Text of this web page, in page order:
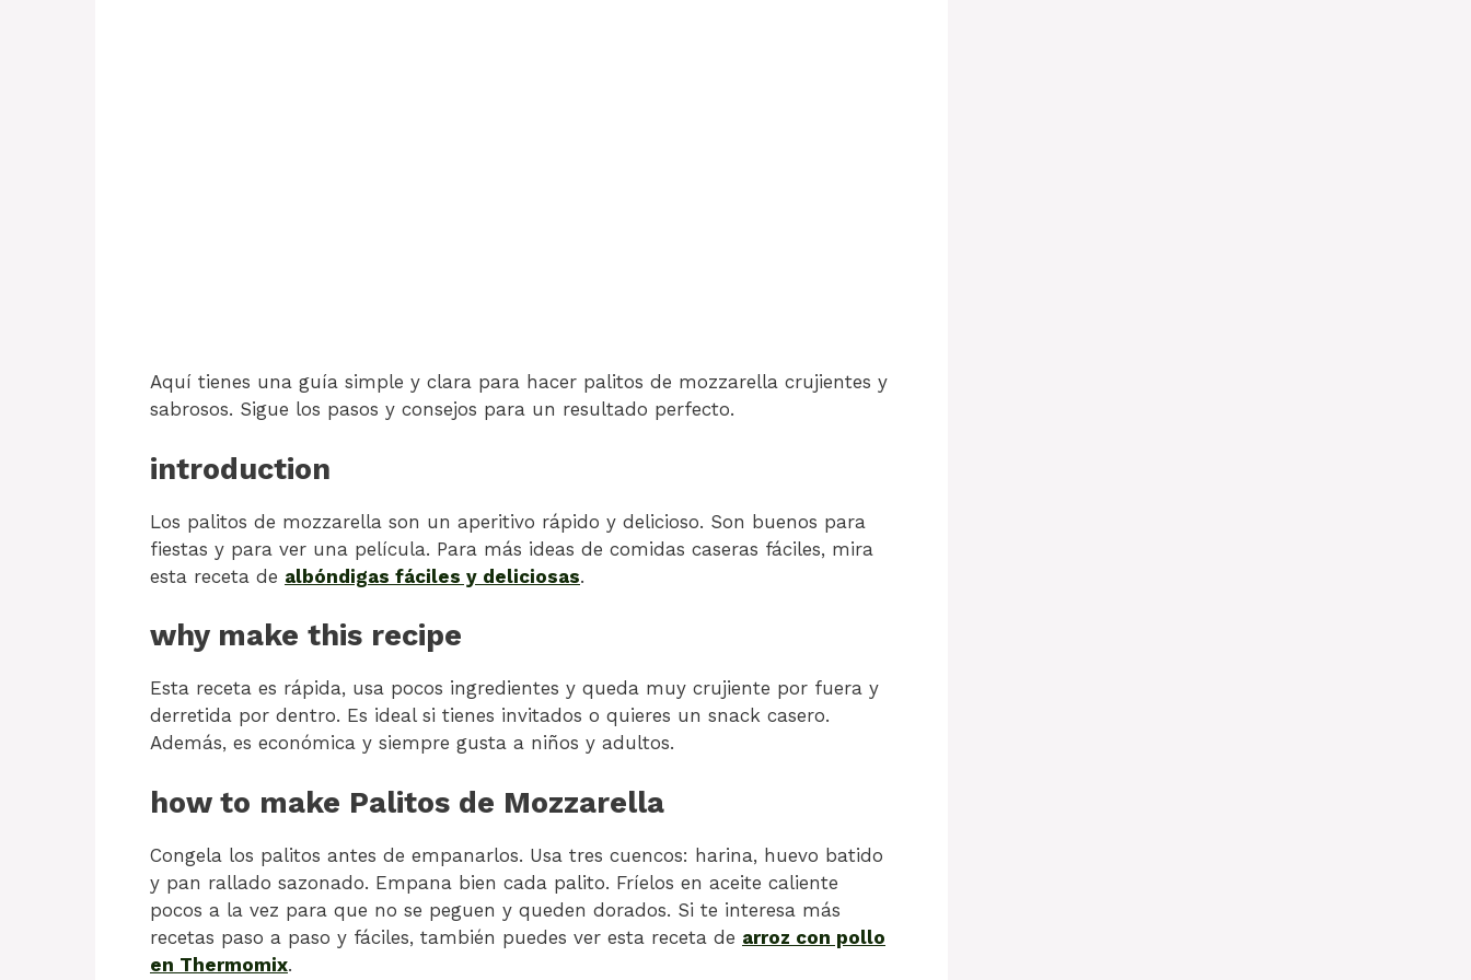
Aquí tienes una guía simple y clara para hacer palitos de mozzarella crujientes y
sabrosos. Sigue los pasos y consejos para un resultado perfecto.
introduction
Los palitos de mozzarella son un aperitivo rápido y delicioso. Son buenos para
fiestas y para ver una película. Para más ideas de comidas caseras fáciles, mira
esta receta de albóndigas fáciles y deliciosas.
why make this recipe
Esta receta es rápida, usa pocos ingredientes y queda muy crujiente por fuera y
derretida por dentro. Es ideal si tienes invitados o quieres un snack casero.
Además, es económica y siempre gusta a niños y adultos.
how to make Palitos de Mozzarella
Congela los palitos antes de empanarlos. Usa tres cuencos: harina, huevo batido
y pan rallado sazonado. Empana bien cada palito. Fríelos en aceite caliente
pocos a la vez para que no se peguen y queden dorados. Si te interesa más
recetas paso a paso y fáciles, también puedes ver esta receta de arroz con pollo
en Thermomix.